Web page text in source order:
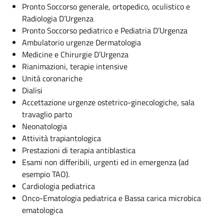
Pronto Soccorso generale, ortopedico, oculistico e
Radiologia D’Urgenza
Pronto Soccorso pediatrico e Pediatria D’Urgenza
Ambulatorio urgenze Dermatologia
Medicine e Chirurgie D’Urgenza
Rianimazioni, terapie intensive
Unità coronariche
Dialisi
Accettazione urgenze ostetrico-ginecologiche, sala
travaglio parto
Neonatologia
Attività trapiantologica
Prestazioni di terapia antiblastica
Esami non differibili, urgenti ed in emergenza (ad
esempio TAO).
Cardiologia pediatrica
Onco-Ematologia pediatrica e Bassa carica microbica
ematologica